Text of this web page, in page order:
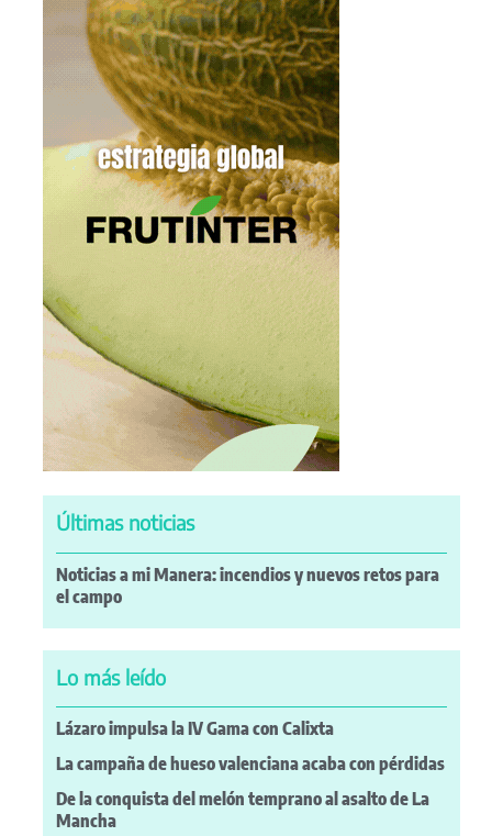
Últimas noticias
Noticias a mi Manera: incendios y nuevos retos para
el campo
Lo más leído
Lázaro impulsa la IV Gama con Calixta
La campaña de hueso valenciana acaba con pérdidas
De la conquista del melón temprano al asalto de La
Mancha